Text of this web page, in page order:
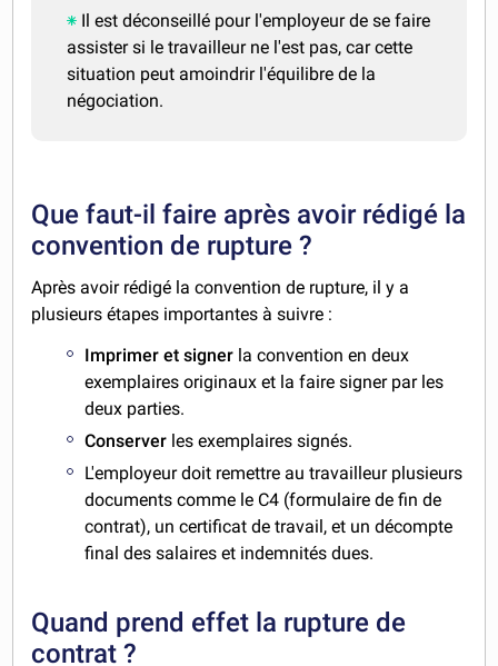
Il est déconseillé pour l'employeur de se faire
assister si le travailleur ne l'est pas, car cette
situation peut amoindrir l'équilibre de la
négociation.
Que faut-il faire après avoir rédigé la
convention de rupture ?
Après avoir rédigé la convention de rupture, il y a
plusieurs étapes importantes à suivre :
Imprimer et signer la convention en deux
exemplaires originaux et la faire signer par les
deux parties.
Conserver les exemplaires signés.
L'employeur doit remettre au travailleur plusieurs
documents comme le C4 (formulaire de fin de
contrat), un certificat de travail, et un décompte
final des salaires et indemnités dues.
Quand prend effet la rupture de
contrat ?